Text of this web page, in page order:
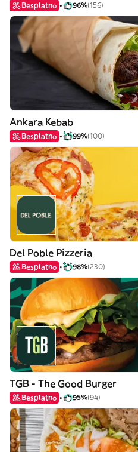
Besplatno 96%(156)
Ankara Kebab
Besplatno 99%(100)
Del Poble Pizzeria
Besplatno 98%(230)
TGB - The Good Burger
Besplatno 95%(94)